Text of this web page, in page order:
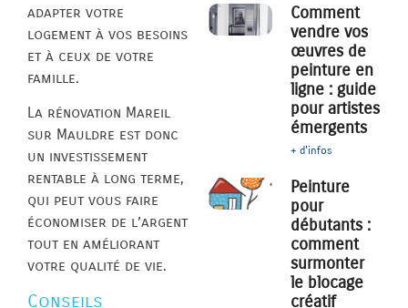
adapter votre
logement à vos besoins
et à ceux de votre
famille.
La rénovation Mareil
sur Mauldre est donc
un investissement
rentable à long terme,
qui peut vous faire
économiser de l’argent
tout en améliorant
votre qualité de vie.
Conseils
Comment
vendre vos
œuvres de
peinture en
ligne : guide
pour artistes
émergents
+ d'infos
Peinture
pour
débutants :
comment
surmonter
le blocage
créatif